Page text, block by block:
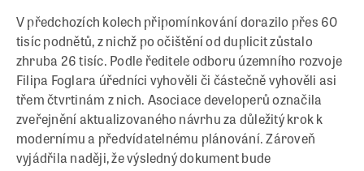
V předchozích kolech připomínkování dorazilo přes 60
tisíc podnětů, z nichž po očištění od duplicit zůstalo
zhruba 26 tisíc. Podle ředitele odboru územního rozvoje
Filipa Foglara úředníci vyhověli či částečně vyhověli asi
třem čtvrtinám z nich. Asociace developerů označila
zveřejnění aktualizovaného návrhu za důležitý krok k
modernímu a předvídatelnému plánování. Zároveň
vyjádřila naději, že výsledný dokument bude